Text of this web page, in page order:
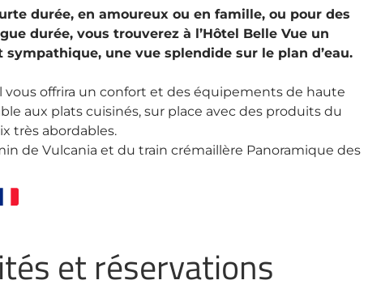
durée, en amoureux ou en famille, ou pour des
durée, vous trouverez à l’Hôtel Belle Vue un
une vue splendide sur le plan d’eau.
vous offrira un confort et des équipements de haute
aux plats cuisinés, sur place avec des produits du
très abordables.
de Vulcania et du train crémaillère Panoramique des
et réservations